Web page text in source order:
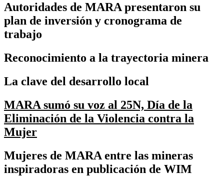
Autoridades de MARA presentaron su
plan de inversión y cronograma de
trabajo
Reconocimiento a la trayectoria minera
La clave del desarrollo local
MARA sumó su voz al 25N, Día de la
Eliminación de la Violencia contra la
Mujer
Mujeres de MARA entre las mineras
inspiradoras en publicación de WIM